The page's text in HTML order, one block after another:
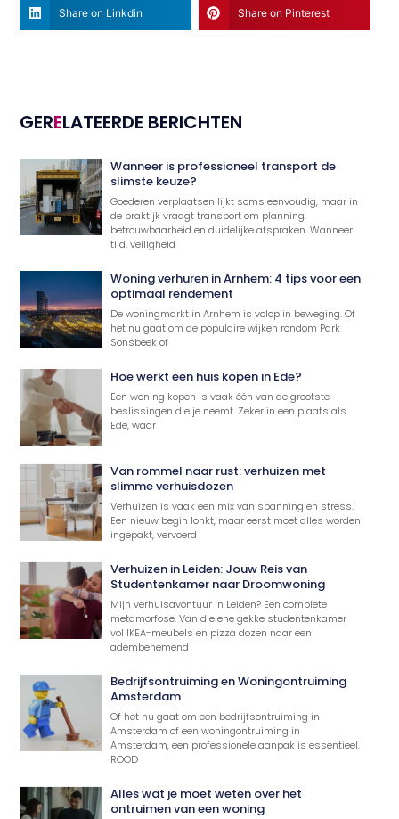
Share on Linkdin Share on Pinterest
GERELATEERDE BERICHTEN
Wanneer is professioneel transport de
slimste keuze?
Goederen verplaatsen lijkt soms eenvoudig, maar in
de praktijk vraagt transport om planning,
betrouwbaarheid en duidelijke afspraken. Wanneer
tijd, veiligheid
Woning verhuren in Arnhem: 4 tips voor een
optimaal rendement
De woningmarkt in Arnhem is volop in beweging. Of
het nu gaat om de populaire wijken rondom Park
Sonsbeek of
Hoe werkt een huis kopen in Ede?
Een woning kopen is vaak één van de grootste
beslissingen die je neemt. Zeker in een plaats als
Ede, waar
Van rommel naar rust: verhuizen met
slimme verhuisdozen
Verhuizen is vaak een mix van spanning en stress.
Een nieuw begin lonkt, maar eerst moet alles worden
ingepakt, vervoerd
Verhuizen in Leiden: Jouw Reis van
Studentenkamer naar Droomwoning
Mijn verhuisavontuur in Leiden? Een complete
metamorfose. Van die ene gekke studentenkamer
vol IKEA-meubels en pizza dozen naar een
adembenemend
Bedrijfsontruiming en Woningontruiming
Amsterdam
Of het nu gaat om een bedrijfsontruiming in
Amsterdam of een woningontruiming in
Amsterdam, een professionele aanpak is essentieel.
ROOD
Alles wat je moet weten over het
ontruimen van een woning